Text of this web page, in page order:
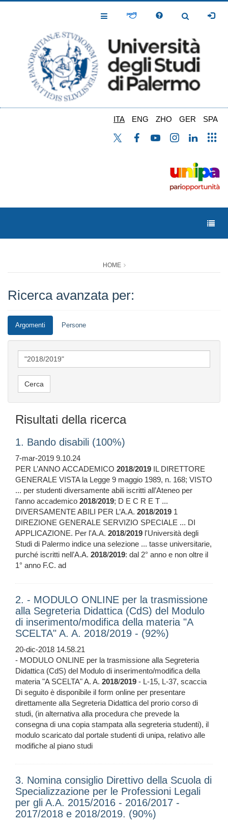
Toggle
Toggle
ITA ENG ZHO GER SPA
HOME
Ricerca avanzata per:
Argomenti Persone
Risultati della ricerca
1. Bando disabili (100%)
7-mar-2019 9.10.24
PER L’ANNO ACCADEMICO 2018/2019 IL DIRETTORE
GENERALE VISTA la Legge 9 maggio 1989, n. 168; VISTO
... per studenti diversamente abili iscritti all’Ateneo per
l’anno accademico 2018/2019; D E C R E T ...
DIVERSAMENTE ABILI PER L’A.A. 2018/2019 1
DIREZIONE GENERALE SERVIZIO SPECIALE ... DI
APPLICAZIONE. Per l'A.A. 2018/2019 l'Università degli
Studi di Palermo indice una selezione ... tasse universitarie,
purché iscritti nell’A.A. 2018/2019: dal 2° anno e non oltre il
1° anno F.C. ad
2. - MODULO ONLINE per la trasmissione
alla Segreteria Didattica (CdS) del Modulo
di inserimento/modifica della materia "A
SCELTA" A. A. 2018/2019 - (92%)
20-dic-2018 14.58.21
- MODULO ONLINE per la trasmissione alla Segreteria
Didattica (CdS) del Modulo di inserimento/modifica della
materia "A SCELTA" A. A. 2018/2019 - L-15, L-37, scaccia
Di seguito è disponibile il form online per presentare
direttamente alla Segreteria Didattica del prorio corso di
studi, (in alternativa alla procedura che prevede la
consegna di una copia stampata alla segreteria studenti), il
modulo scaricato dal portale studenti di unipa, relativo alle
modifiche al piano studi
3. Nomina consiglio Direttivo della Scuola di
Specializzazione per le Professioni Legali
per gli A.A. 2015/2016 - 2016/2017 -
2017/2018 e 2018/2019. (90%)